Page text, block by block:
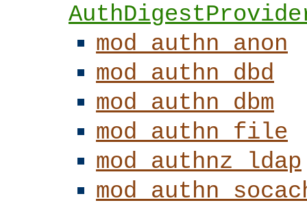
mod_authn_anon
mod_authn_dbd
mod_authn_dbm
mod_authn_file
mod_authnz_ldap